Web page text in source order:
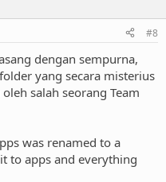
#8
dengan sempurna,
yang secara misterius
salah seorang Team
was renamed to a
to apps and everything